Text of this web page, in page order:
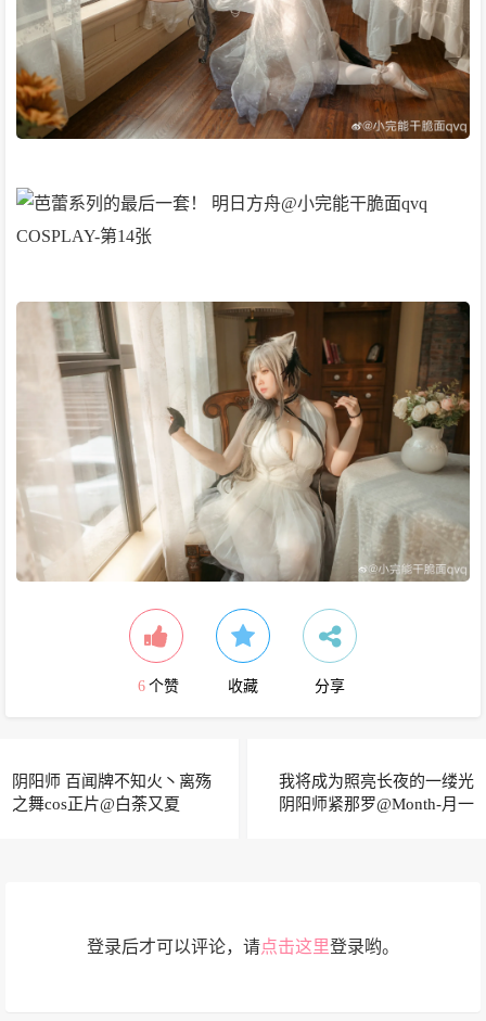
6 个赞 收藏 分享
阴阳师 百闻牌不知火丶离殇
之舞cos正片@白荼又夏
我将成为照亮长夜的一缕光
阴阳师紧那罗@Month-月一
登录后才可以评论，请点击这里登录哟。